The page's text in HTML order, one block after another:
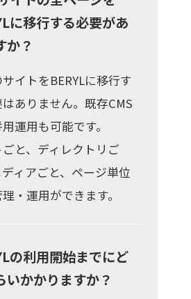
に移行する必要があ
か？
イトをBERYLに移行す
ありません。既存CMS
運用も可能です。
と、ディレクトリご
ディアごと、ページ単位
・運用ができます。
いかかりますか？